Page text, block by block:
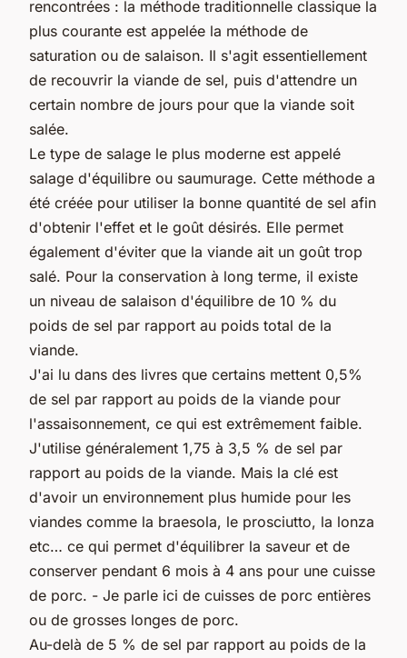
rencontrées : la méthode traditionnelle classique la
plus courante est appelée la méthode de
saturation ou de salaison. Il s'agit essentiellement
de recouvrir la viande de sel, puis d'attendre un
certain nombre de jours pour que la viande soit
salée.
Le type de salage le plus moderne est appelé
salage d'équilibre ou saumurage. Cette méthode a
été créée pour utiliser la bonne quantité de sel afin
d'obtenir l'effet et le goût désirés. Elle permet
également d'éviter que la viande ait un goût trop
salé. Pour la conservation à long terme, il existe
un niveau de salaison d'équilibre de 10 % du
poids de sel par rapport au poids total de la
viande.
J'ai lu dans des livres que certains mettent 0,5%
de sel par rapport au poids de la viande pour
l'assaisonnement, ce qui est extrêmement faible.
J'utilise généralement 1,75 à 3,5 % de sel par
rapport au poids de la viande. Mais la clé est
d'avoir un environnement plus humide pour les
viandes comme la braesola, le prosciutto, la lonza
etc… ce qui permet d'équilibrer la saveur et de
conserver pendant 6 mois à 4 ans pour une cuisse
de porc. - Je parle ici de cuisses de porc entières
ou de grosses longes de porc.
Au-delà de 5 % de sel par rapport au poids de la